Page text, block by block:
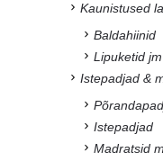
Kaunistused
Baldahiinid
Lipuketid
Istepadjad &
Istepadjad
Madratsid